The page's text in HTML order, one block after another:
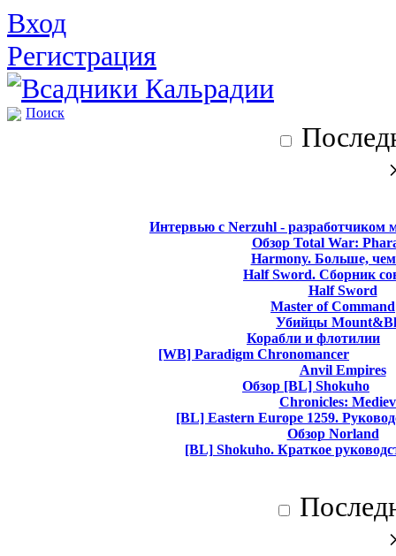
Вход
Регистрация
Поиск
Интервью с Nerzuhl - разработчиком
Обзор Total War:
Harmony. Больше,
Half Sword. Сборник
Half Sword
Master of Command
Убийцы
Корабли и флотилии
[WB] Paradigm Chronomancer
Anvil Empires
Обзор [BL] Shokuho
Chronicles:
[BL] Eastern Europe 1259.
Обзор Norland
[BL] Shokuho. Краткое